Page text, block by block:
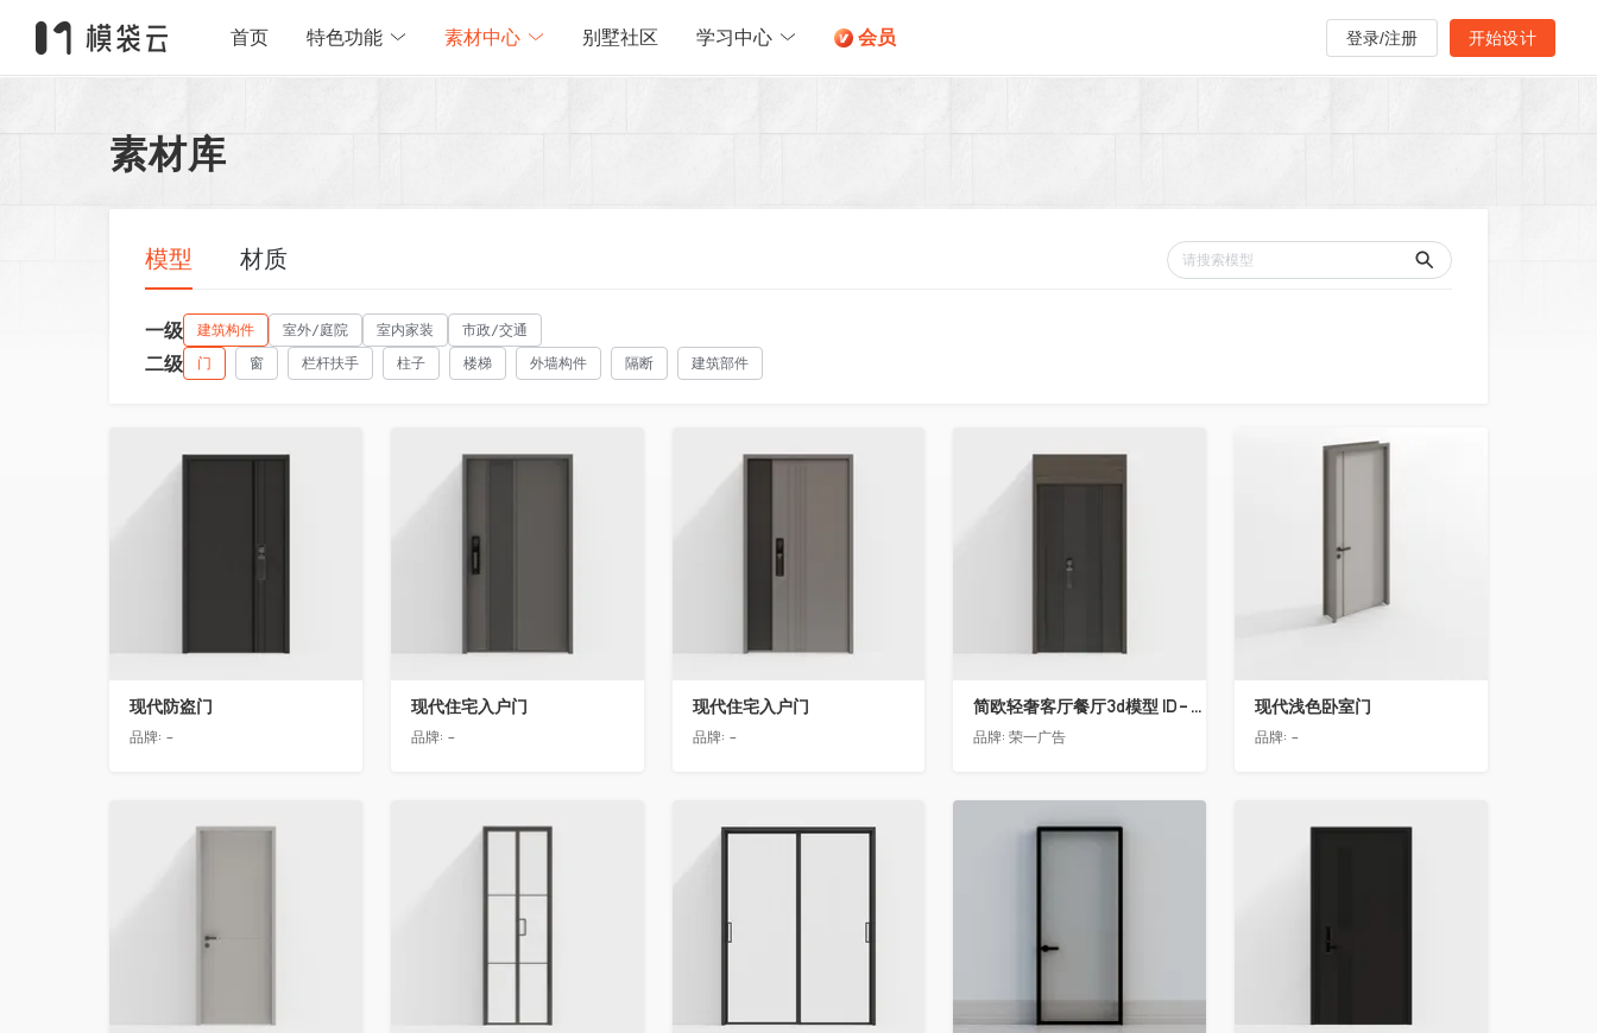
首页 特色功能 素材中心 别墅社区 学习中心 会员 登录/注册 开始设计
素材库
模型 材质
一级 建筑构件 室外/庭院 室内家装 市政/交通
二级 门 窗 栏杆扶手 柱子 楼梯 外墙构件 隔断 建筑部件
收藏
现代防盗门
品牌: -
收藏
现代住宅入户门
品牌: -
收藏
现代住宅入户门
品牌: -
收藏
简欧轻奢客厅餐厅3d模型 ID-11490558入户门2
品牌:荣一广告
现代浅色卧室门
品牌: -
收藏 收藏 收藏